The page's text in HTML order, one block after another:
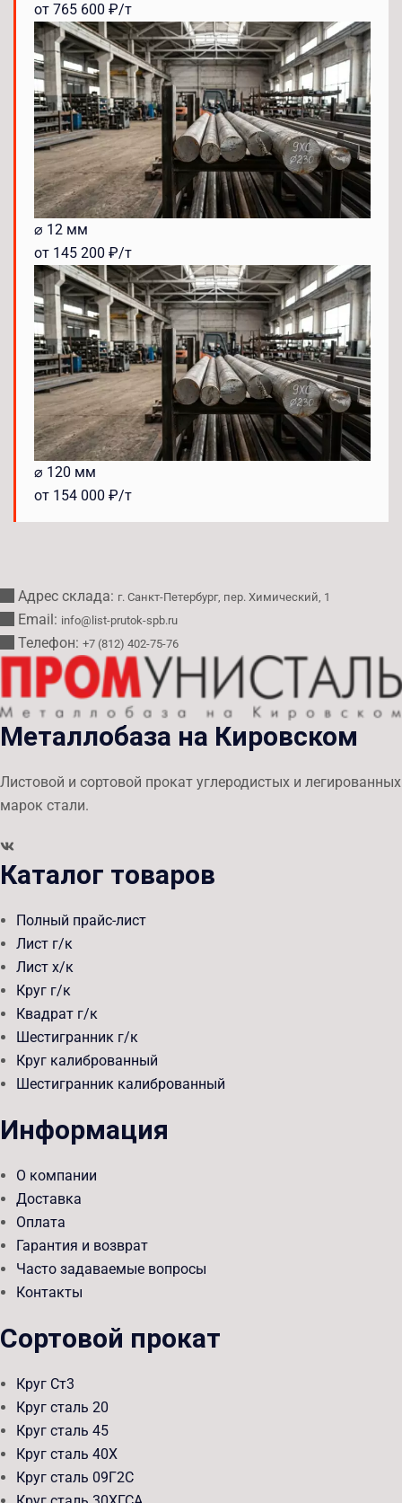
от 765 600 ₽/т
⌀ 12 мм
от 145 200 ₽/т
⌀ 120 мм
от 154 000 ₽/т
Адрес склада: г. Санкт-Петербург, пер. Химический, 1
Email: info@list-prutok-spb.ru
Телефон: +7 (812) 402-75-76
Металлобаза на Кировском
Листовой и сортовой прокат углеродистых и легированных
марок стали.
Каталог товаров
Полный прайс-лист
Лист г/к
Лист х/к
Круг г/к
Квадрат г/к
Шестигранник г/к
Круг калиброванный
Шестигранник калиброванный
Информация
О компании
Доставка
Оплата
Гарантия и возврат
Часто задаваемые вопросы
Контакты
Сортовой прокат
Круг Ст3
Круг сталь 20
Круг сталь 45
Круг сталь 40Х
Круг сталь 09Г2С